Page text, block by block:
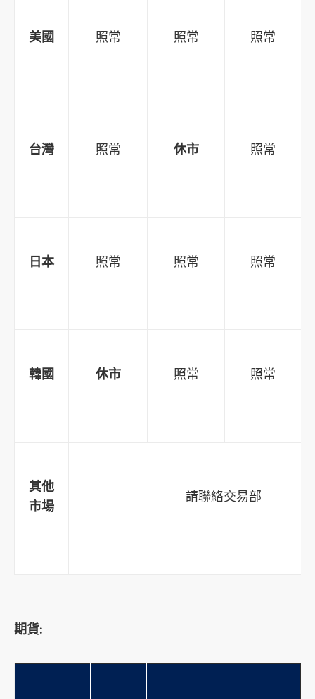
美國 照常 照常 照常
台灣 照常 休市 照常
日本 照常 照常 照常
韓國 休市 照常 照常
其他
市場
請聯絡交易部
期貨: